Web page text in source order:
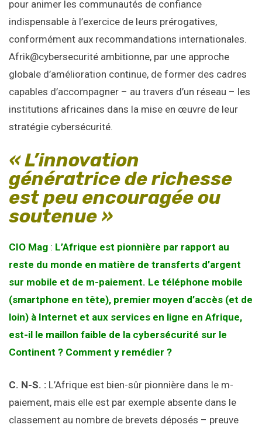
pour animer les communautés de confiance
indispensable à l’exercice de leurs prérogatives,
conformément aux recommandations internationales.
Afrik@cybersecurité ambitionne, par une approche
globale d’amélioration continue, de former des cadres
capables d’accompagner – au travers d’un réseau – les
institutions africaines dans la mise en œuvre de leur
stratégie cybersécurité.
« L’innovation
génératrice de richesse
est peu encouragée ou
soutenue »
CIO Mag : L’Afrique est pionnière par rapport au
reste du monde en matière de transferts d’argent
sur mobile et de m-paiement. Le téléphone mobile
(smartphone en tête), premier moyen d’accès (et de
loin) à Internet et aux services en ligne en Afrique,
est-il le maillon faible de la cybersécurité sur le
Continent ? Comment y remédier ?
C. N-S. : L’Afrique est bien-sûr pionnière dans le m-
paiement, mais elle est par exemple absente dans le
classement au nombre de brevets déposés – preuve